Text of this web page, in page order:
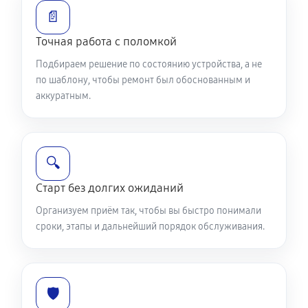
Замена разъема питания
Ремонт камеры телефона Samsung Galaxy A40
500 руб 30 минут
Замена заднего стекла / крышки
1070 руб 60 минут
📄
Точная работа с поломкой
Подбираем решение по состоянию устройства, а не
по шаблону, чтобы ремонт был обоснованным и
аккуратным.
🔍
Старт без долгих ожиданий
Организуем приём так, чтобы вы быстро понимали
сроки, этапы и дальнейший порядок обслуживания.
🛡️